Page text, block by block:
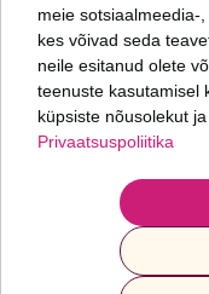
© 2024 Fontes. Kõik õigused
meie sotsiaalmeedia-
kes võivad seda
neile esitanud olete
teenuste kasutamisel
küpsiste nõusolekut
Privaatsuspoliitika